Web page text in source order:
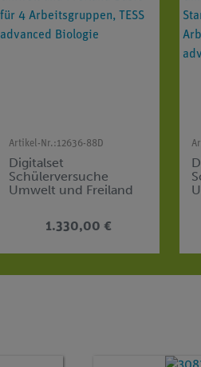
Artikel-Nr.:12636-88D
Digitalset
Schülerversuche
Umwelt und Freiland
advanced Biologie
1.330,00 €